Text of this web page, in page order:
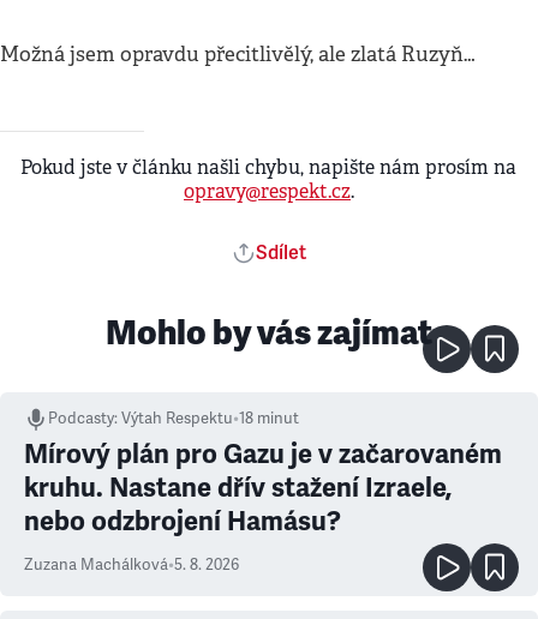
Možná jsem opravdu přecitlivělý, ale zlatá Ruzyň…
Pokud jste v článku našli chybu, napište nám prosím na
opravy@respekt.cz.
Sdílet
Mohlo by vás zajímat
Podcasty:Výtah Respektu•18 minut
Mírový plán pro Gazu je v začarovaném
kruhu. Nastane dřív stažení Izraele,
nebo odzbrojení Hamásu?
Zuzana Machálková•5. 8. 2026